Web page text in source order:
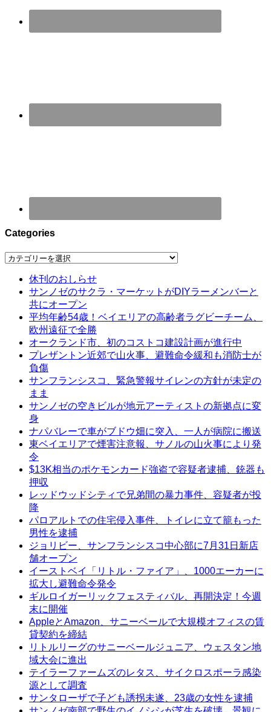
Categories
Categories
休刊のおしらせ
サンノゼのサクラ・マーケットがDIYラーメンバーと
共にオープン
平均年齢54歳！ベイエリアの高齢者ラグビーチーム、
欧州遠征で全勝
オークランド市、初のコストコ建設計画が進行中
プレザントン近郊で山火事、避難命令緩和も消防士が
負傷
サンフランシスコ、緊急警報サイレンの方針が未定の
まま
サンノゼの空きビルが地元アーティストの新拠点に変
身
ナパバレーで車がブドウ畑に突入、一人が病院に搬送
東ベイエリアで煙害注意報、サノルの山火事により発
令
$13K相当のポケモンカード強盗で容疑者逮捕、銃器も
押収
レッドウッドシティで兄弟間の暴力事件、容疑者が投
降
パロアルトでの住宅侵入事件、トイレに立て籠もった
男性を逮捕
ジョリビー、サンフランシスコ中心部に7月31日新店
舗オープン
イーストベイ「リトル・ファイア」、1000エーカーに
拡大し避難命令発令
ギルロイガーリックフェスティバル、再開決定！今週
末に開催
AppleとAmazon、サニーベールで大規模オフィスの賃
貸契約を締結
リトルリーグのサニーベールジュニア、ウェスタン地
域大会に進出
テイラーファームズのレタス、サイクロスポーラ感染
源として調査
サンタローザで子ども誘拐未遂、23歳の女性を逮捕